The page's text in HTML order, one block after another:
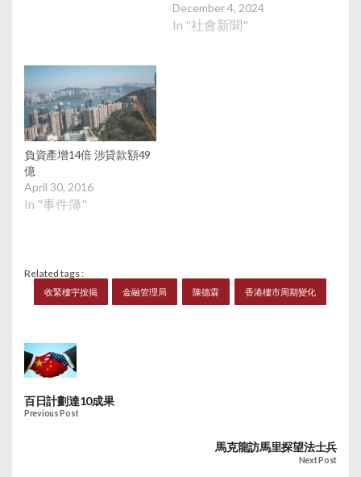
December 4, 2024
In "社會新聞"
負資產增14倍 涉貸款額49
億
April 30, 2016
In "事件簿"
Related tags :
收緊樓宇按揭 金融管理局 陳德霖 香港樓市周期變化
百日計劃達10成果
Previous Post
馬克龍訪馬里探望法士兵
Next Post